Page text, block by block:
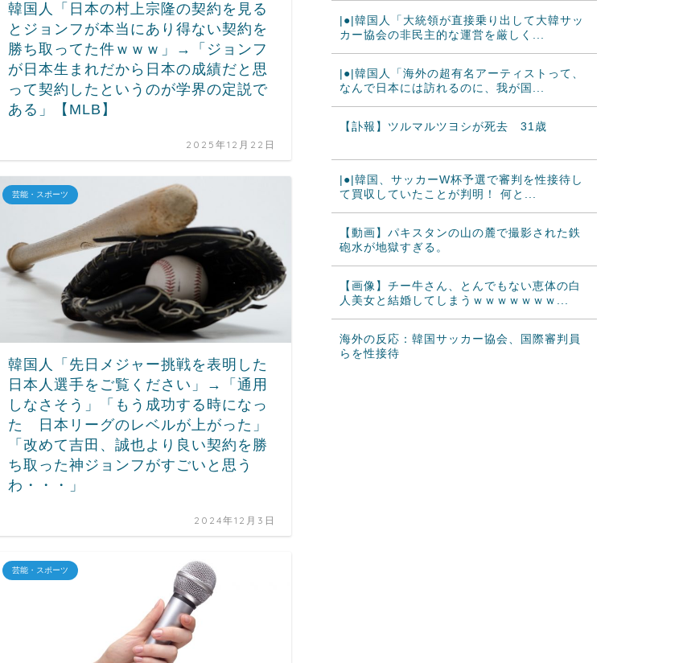
韓国人「日本の村上宗隆の契約を見る
とジョンフが本当にあり得ない契約を
勝ち取ってた件ｗｗｗ」→「ジョンフ
が日本生まれだから日本の成績だと思
って契約したというのが学界の定説で
ある」【MLB】
2025年12月22日
芸能・スポーツ
韓国人「先日メジャー挑戦を表明した
日本人選手をご覧ください」→「通用
しなさそう」「もう成功する時になっ
た 日本リーグのレベルが上がった」
「改めて吉田、誠也より良い契約を勝
ち取った神ジョンフがすごいと思う
わ・・・」
2024年12月3日
芸能・スポーツ
|●|韓国人「大統領が直接乗り出して大韓サッ
カー協会の非民主的な運営を厳しく...
|●|韓国人「海外の超有名アーティストって、
なんで日本には訪れるのに、我が国...
【訃報】ツルマルツヨシが死去 31歳
|●|韓国、サッカーW杯予選で審判を性接待し
て買収していたことが判明！ 何と...
【動画】パキスタンの山の麓で撮影された鉄
砲水が地獄すぎる。
【画像】チー牛さん、とんでもない恵体の白
人美女と結婚してしまうｗｗｗｗｗｗｗ...
海外の反応：韓国サッカー協会、国際審判員
らを性接待